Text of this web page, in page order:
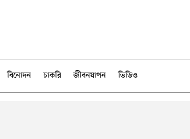
বিনোদন চাকরি জীবনযাপন ভিডিও